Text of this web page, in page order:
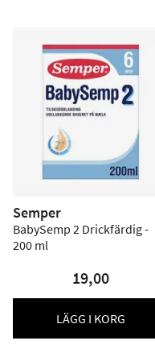
Semper
BabySemp 2 Drickfärdig -
200 ml
19,00
LÄGG I KORG